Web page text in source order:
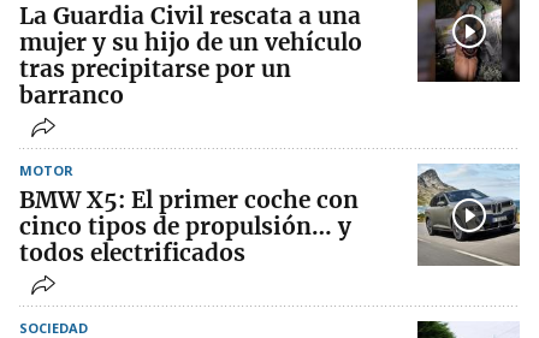
La Guardia Civil rescata a una
mujer y su hijo de un vehículo
tras precipitarse por un
barranco
MOTOR
BMW X5: El primer coche con
cinco tipos de propulsión… y
todos electrificados
SOCIEDAD